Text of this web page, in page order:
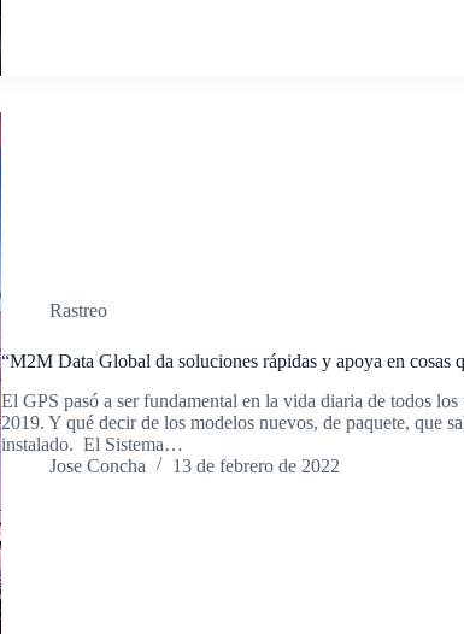
Rastreo
“M2M Data Global da soluciones rápidas y apoya en cosas
El GPS pasó a ser fundamental en la vida diaria de todos
2019. Y qué decir de los modelos nuevos, de paquete, que
instalado. El Sistema…
Jose Concha
13 de febrero de 2022